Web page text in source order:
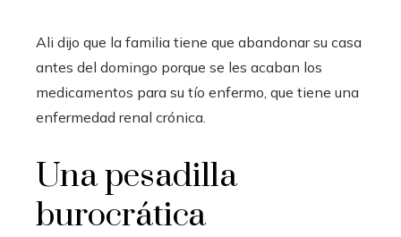
Ali dijo que la familia tiene que abandonar su casa
antes del domingo porque se les acaban los
medicamentos para su tío enfermo, que tiene una
enfermedad renal crónica.
Una pesadilla
burocrática